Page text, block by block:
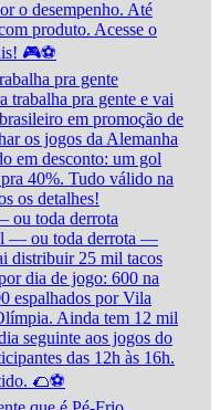
pra gente
ou toda derrota